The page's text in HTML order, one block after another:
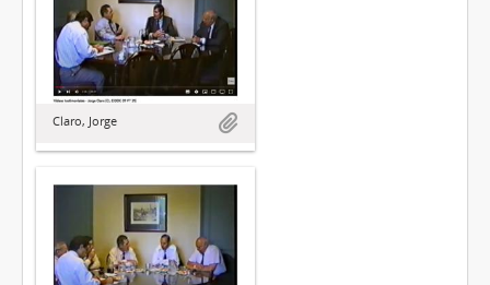
Claro, Jorge